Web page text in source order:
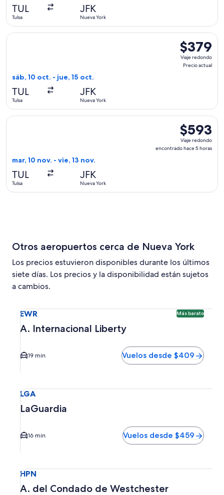
TUL
Tulsa
JFK
Nueva York
$379
Viaje
redondo,
$379
Viaje redondo
Precio actual
sáb, 10 oct. - jue, 15 oct.
TUL
Tulsa
JFK
Nueva York
Seleccionar vuelo de American Airlines, con salida el sáb,
$593
Viaje
redondo,
$593
Viaje redondo
encontrado hace 5 horas
mar, 10 nov. - vie, 13 nov.
TUL
Tulsa
JFK
Nueva York
Seleccionar vuelo de Alaska Airlines, con salida el mar, 10
Otros aeropuertos cerca de Nueva York
Los precios estuvieron disponibles durante los últimos
siete días. Los precios y la disponibilidad están sujetos
a cambios.
EWR Más barato
A. Internacional Liberty
19 min Vuelos desde $409
LGA
LaGuardia
16 min Vuelos desde $459
HPN
A. del Condado de Westchester